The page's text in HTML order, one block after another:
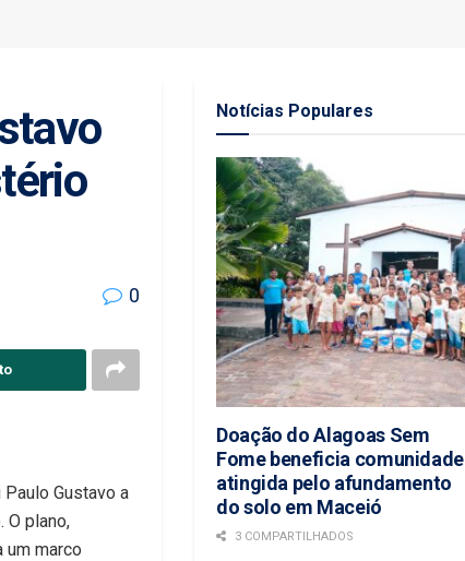
0
Gustavo a
O plano,
um marco
Notícias Populares
Doação do Alagoas Sem
Fome beneficia comunidade
atingida pelo afundamento
do solo em Maceió
3 COMPARTILHADOS